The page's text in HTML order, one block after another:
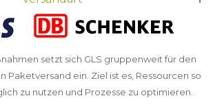
setzt sich GLS gruppenweit für den
Paketversand ein. Ziel ist es, Ressourcen so
zu nutzen und Prozesse zu optimieren.